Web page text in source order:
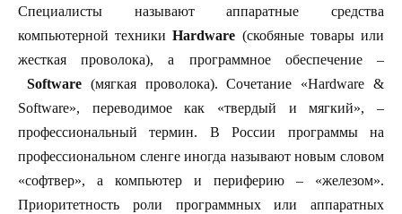
Специалисты называют аппаратные средства
компьютерной техникиHardware (скобяные товары или
жесткая проволока), а программное обеспечение –
Software(мягкая проволока). Сочетание «Hardware &
Software», переводимое как «твердый и мягкий», –
профессиональный термин. В России программы на
профессиональном сленге иногда называют новым словом
«софтвер», а компьютер и периферию – «железом».
Приоритетность роли программных или аппаратных